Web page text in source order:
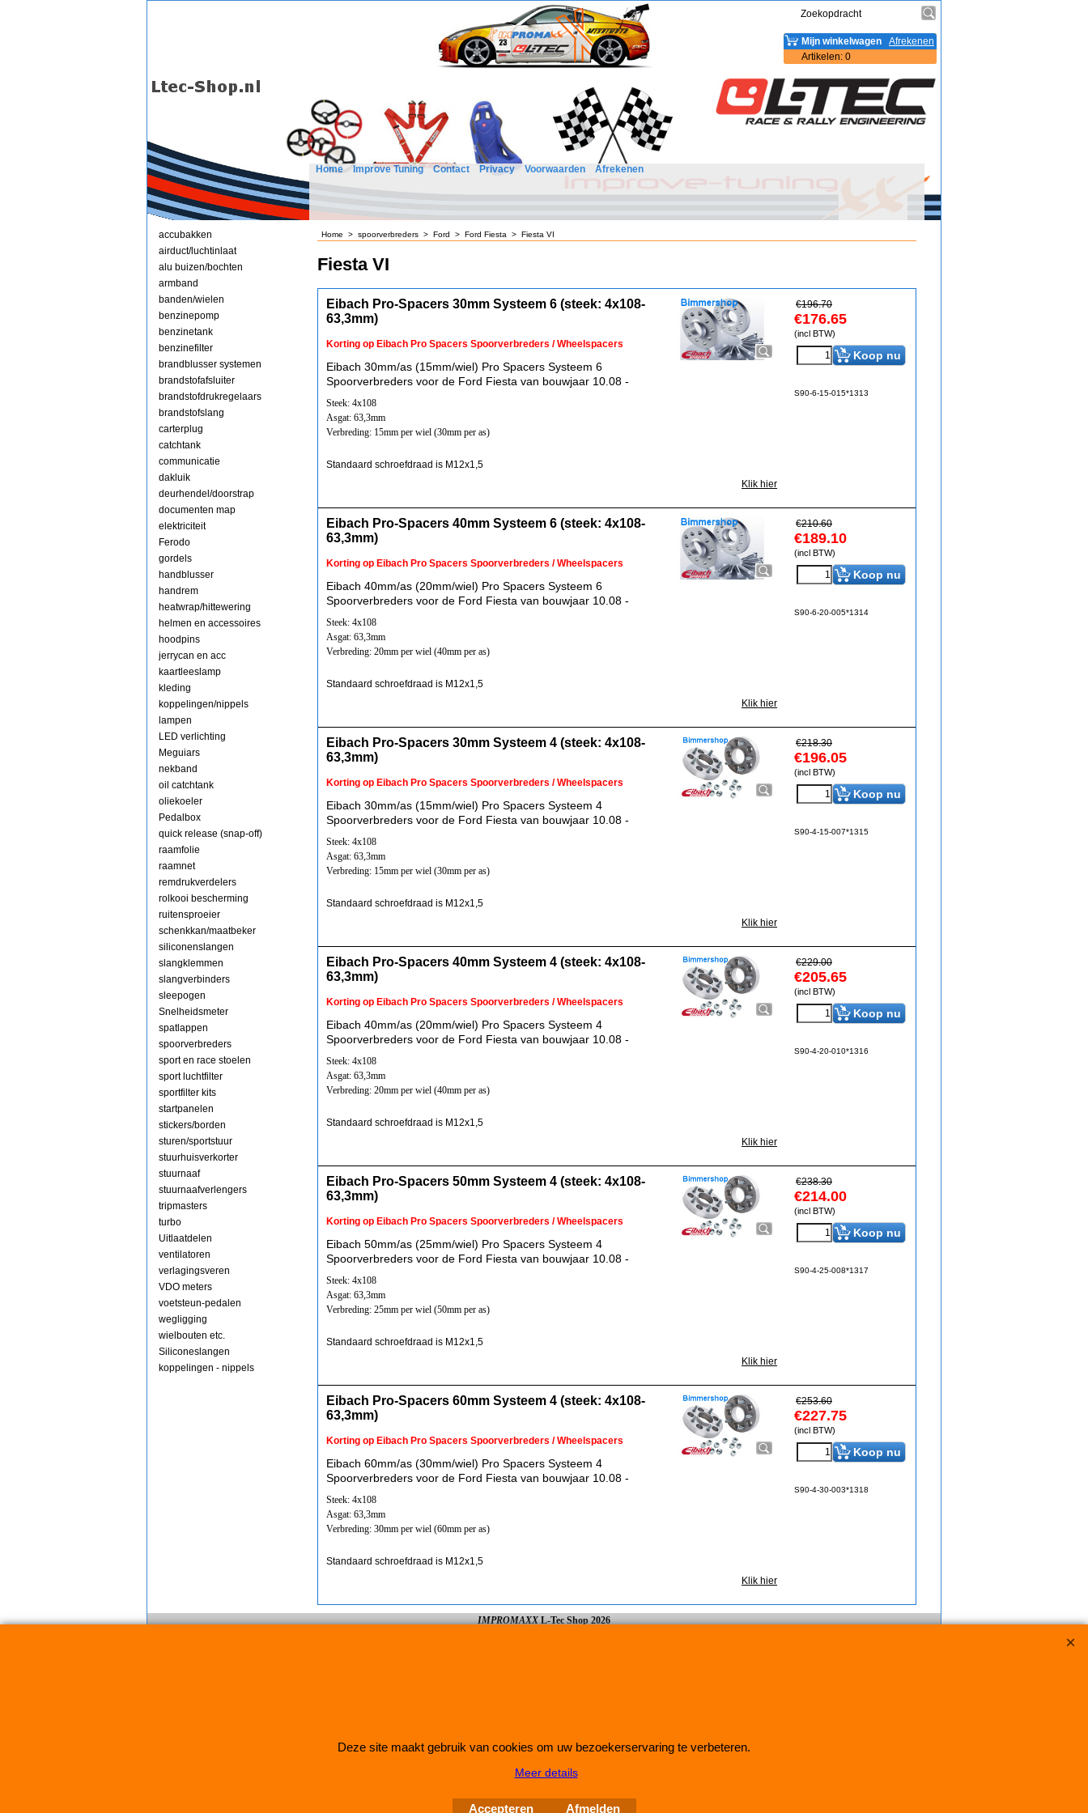
Afrekenen
Mijn winkelwagen
Artikelen: 0
Home Improve Tuning Contact Privacy Voorwaarden Afrekenen
accubakken
airduct/luchtinlaat
alu buizen/bochten
armband
banden/wielen
benzinepomp
benzinetank
benzinefilter
brandblusser systemen
brandstofafsluiter
brandstofdrukregelaars
brandstofslang
carterplug
catchtank
communicatie
dakluik
deurhendel/doorstrap
documenten map
elektriciteit
Ferodo
gordels
handblusser
handrem
heatwrap/hittewering
helmen en accessoires
hoodpins
jerrycan en acc
kaartleeslamp
kleding
koppelingen/nippels
lampen
LED verlichting
Meguiars
nekband
oil catchtank
oliekoeler
Pedalbox
quick release (snap-off)
raamfolie
raamnet
remdrukverdelers
rolkooi bescherming
ruitensproeier
schenkkan/maatbeker
siliconenslangen
slangklemmen
slangverbinders
sleepogen
Snelheidsmeter
spatlappen
spoorverbreders
sport en race stoelen
sport luchtfilter
sportfilter kits
startpanelen
stickers/borden
sturen/sportstuur
stuurhuisverkorter
stuurnaaf
stuurnaafverlengers
tripmasters
turbo
Uitlaatdelen
ventilatoren
verlagingsveren
VDO meters
voetsteun-pedalen
wegligging
wielbouten etc.
Siliconeslangen
koppelingen - nippels
Home > spoorverbreders > Ford > Ford Fiesta > Fiesta VI
Fiesta VI
€196.70
€176.65
(incl BTW)
Koop nu
S90-6-15-015*1313
Eibach Pro-Spacers 30mm Systeem 6 (steek: 4x108-
63,3mm)
Korting op Eibach Pro Spacers Spoorverbreders / Wheelspacers
Eibach 30mm/as (15mm/wiel) Pro Spacers Systeem 6
Spoorverbreders voor de Ford Fiesta van bouwjaar 10.08 -
Steek: 4x108
Asgat: 63,3mm
Verbreding: 15mm per wiel (30mm per as)
Standaard schroefdraad is M12x1,5
Klik hier
€210.60
€189.10
(incl BTW)
Koop nu
S90-6-20-005*1314
Eibach Pro-Spacers 40mm Systeem 6 (steek: 4x108-
63,3mm)
Korting op Eibach Pro Spacers Spoorverbreders / Wheelspacers
Eibach 40mm/as (20mm/wiel) Pro Spacers Systeem 6
Spoorverbreders voor de Ford Fiesta van bouwjaar 10.08 -
Steek: 4x108
Asgat: 63,3mm
Verbreding: 20mm per wiel (40mm per as)
Standaard schroefdraad is M12x1,5
Klik hier
€218.30
€196.05
(incl BTW)
Koop nu
S90-4-15-007*1315
Eibach Pro-Spacers 30mm Systeem 4 (steek: 4x108-
63,3mm)
Korting op Eibach Pro Spacers Spoorverbreders / Wheelspacers
Eibach 30mm/as (15mm/wiel) Pro Spacers Systeem 4
Spoorverbreders voor de Ford Fiesta van bouwjaar 10.08 -
Steek: 4x108
Asgat: 63,3mm
Verbreding: 15mm per wiel (30mm per as)
Standaard schroefdraad is M12x1,5
Klik hier
€229.00
€205.65
(incl BTW)
Koop nu
S90-4-20-010*1316
Eibach Pro-Spacers 40mm Systeem 4 (steek: 4x108-
63,3mm)
Korting op Eibach Pro Spacers Spoorverbreders / Wheelspacers
Eibach 40mm/as (20mm/wiel) Pro Spacers Systeem 4
Spoorverbreders voor de Ford Fiesta van bouwjaar 10.08 -
Steek: 4x108
Asgat: 63,3mm
Verbreding: 20mm per wiel (40mm per as)
Standaard schroefdraad is M12x1,5
Klik hier
€238.30
€214.00
(incl BTW)
Koop nu
S90-4-25-008*1317
Eibach Pro-Spacers 50mm Systeem 4 (steek: 4x108-
63,3mm)
Korting op Eibach Pro Spacers Spoorverbreders / Wheelspacers
Eibach 50mm/as (25mm/wiel) Pro Spacers Systeem 4
Spoorverbreders voor de Ford Fiesta van bouwjaar 10.08 -
Steek: 4x108
Asgat: 63,3mm
Verbreding: 25mm per wiel (50mm per as)
Standaard schroefdraad is M12x1,5
Klik hier
€253.60
€227.75
(incl BTW)
Koop nu
S90-4-30-003*1318
Eibach Pro-Spacers 60mm Systeem 4 (steek: 4x108-
63,3mm)
Korting op Eibach Pro Spacers Spoorverbreders / Wheelspacers
Eibach 60mm/as (30mm/wiel) Pro Spacers Systeem 4
Spoorverbreders voor de Ford Fiesta van bouwjaar 10.08 -
Steek: 4x108
Asgat: 63,3mm
Verbreding: 30mm per wiel (60mm per as)
Standaard schroefdraad is M12x1,5
Klik hier
IMPROMAXXL-Tec Shop 2026
Webwinkel gemaakt met
ShopFactory webwinkel
Deze site maakt gebruik van cookies om uw bezoekerservaring te verbeteren.
Meer details
Accepteren Afmelden